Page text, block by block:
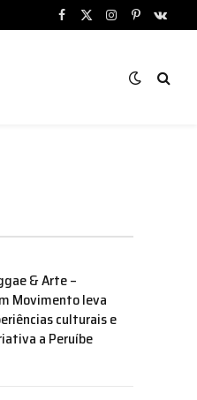
Facebook
X
Instagram
Pinterest
& Arte –
Movimento leva
culturais e
a Peruíbe